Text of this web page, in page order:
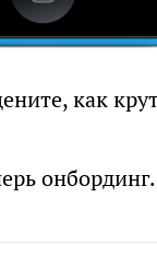
как